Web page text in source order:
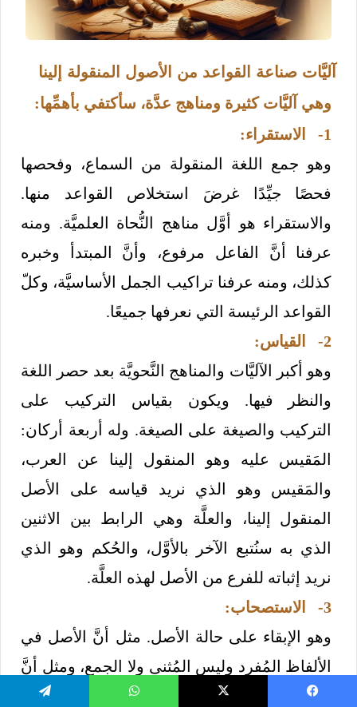
آليَّات صناعة القواعد من الأصول المنقولة إلينا
وهي آليَّات كثيرة ومناهج عدَّة، سأكتفي بأهمِّها:
1- الاستقراء:
وهو جمع اللغة المنقولة من السماع، وفحصها
فحصًا جيِّدًا غرضَ استخلاص القواعد منها.
والاستقراء هو أوَّل مناهج النُّحاة العلميَّة. ومنه
عرفنا أنَّ الفاعل مرفوع، وأنَّ المبتدأ وخبره
كذلك، ومنه عرفنا تراكيب الجمل الأساسيَّة، وكلّ
القواعد الرئيسة التي نعرفها جميعًا.
2- القياس:
وهو أكبر الآليَّات والمناهج النَّحويَّة بعد حصر اللغة
والنظر فيها. ويكون بقياس التركيب على
التركيب والصيغة على الصيغة. وله أربعة أركان:
المَقيس عليه وهو المنقول إلينا عن العرب،
والمَقيس وهو الذي نريد قياسه على الأصل
المنقول إلينا، والعلَّة وهي الرابط بين الاثنين
الذي به سنُتبع الآخر بالأوَّل، والحُكم وهو الذي
نريد إثباته للفرع من الأصل لهذه العلَّة.
3- الاستصحاب:
وهو الإبقاء على حالة الأصل. مثل أنَّ الأصل في
الألفاظ المُفرد وليس المُثنى ولا الجمع، ومثل أنَّ
الأصل في الأسماء الإعراب (أيْ تغيُّر أواخرها)،